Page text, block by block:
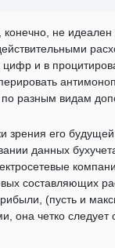
не идеален
и в
разным видам
зрения его
данных
составляющих
(пусть и
она четко